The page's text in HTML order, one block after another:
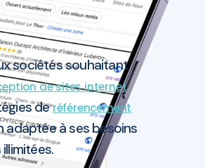
sociétés souhaitant
de sites internet
deréférencement
adaptée à ses besoins